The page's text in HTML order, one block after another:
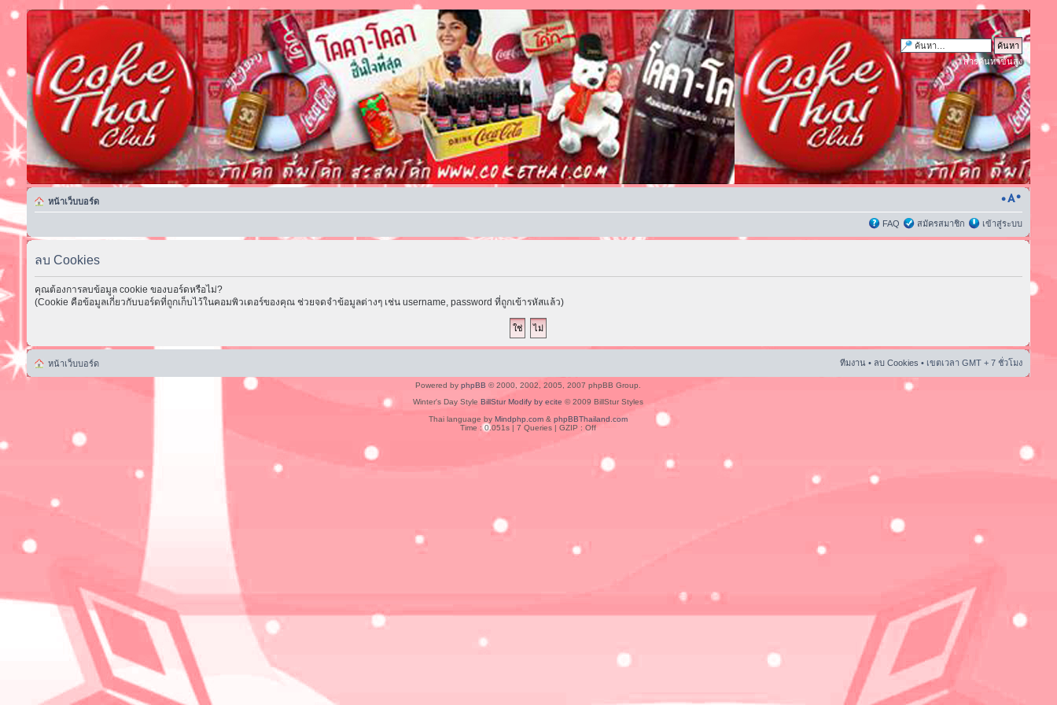
การค้นหาขั้นสูง
หน้าเว็บบอร์ด
FAQ สมัครสมาชิก เข้าสู่ระบบ
ลบ Cookies
คุณต้องการลบข้อมูล cookie ของบอร์ดหรือไม่?
(Cookie คือข้อมูลเกี่ยวกับบอร์ดที่ถูกเก็บไว้ในคอมพิวเตอร์ของคุณ ช่วยจดจำข้อมูลต่างๆ เช่น username, password ที่ถูกเข้ารหัสแล้ว)
หน้าเว็บบอร์ด ทีมงาน • ลบ Cookies • เขตเวลา GMT + 7 ชั่วโมง
Powered byphpBB © 2000, 2002, 2005, 2007 phpBB Group.
Winter's Day StyleBillStur Modify by ecite © 2009 BillStur Styles
Thai language byMindphp.com &phpBBThailand.com
Time : 0.051s | 7 Queries | GZIP : Off